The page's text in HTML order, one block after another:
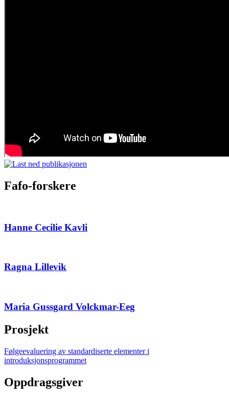
Fafo-forskere
Hanne Cecilie Kavli
Ragna Lillevik
Maria Gussgard Volckmar-Eeg
Prosjekt
Følgeevaluering av standardiserte elementer i
introduksjonsprogrammet
Oppdragsgiver